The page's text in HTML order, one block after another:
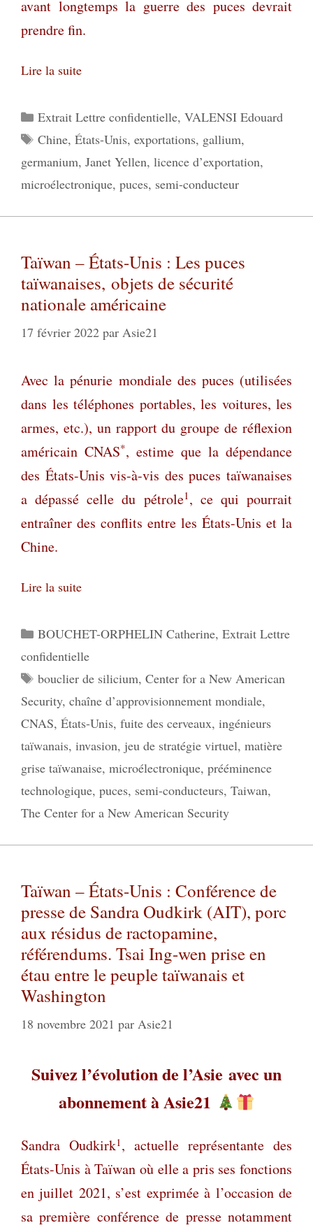
avant longtemps la guerre des puces devrait
prendre fin.
Lire la suite
Catégories
Extrait Lettre confidentielle, VALENSI Edouard
Étiquettes
Chine, États-Unis, exportations, gallium,
germanium, Janet Yellen, licence d’exportation,
microélectronique, puces, semi-conducteur
Taïwan – États-Unis : Les puces
taïwanaises, objets de sécurité
nationale américaine
17 février 2022 par Asie21
Avec la pénurie mondiale des puces (utilisées
dans les téléphones portables, les voitures, les
armes, etc.), un rapport du groupe de réflexion
américain CNAS*, estime que la dépendance
des États-Unis vis-à-vis des puces taïwanaises
a dépassé celle du pétrole1, ce qui pourrait
entraîner des conflits entre les États-Unis et la
Chine.
Lire la suite
Catégories
BOUCHET-ORPHELIN Catherine, Extrait Lettre
confidentielle
Étiquettes
bouclier de silicium, Center for a New American
Security, chaîne d’approvisionnement mondiale,
CNAS, États-Unis, fuite des cerveaux, ingénieurs
taïwanais, invasion, jeu de stratégie virtuel, matière
grise taïwanaise, microélectronique, prééminence
technologique, puces, semi-conducteurs, Taiwan,
The Center for a New American Security
Taïwan – États-Unis : Conférence de
presse de Sandra Oudkirk (AIT), porc
aux résidus de ractopamine,
référendums. Tsai Ing-wen prise en
étau entre le peuple taïwanais et
Washington
18 novembre 2021 par Asie21
Suivez l’évolution de l’Asie avec un
abonnement à Asie21
Sandra Oudkirk1 , actuelle représentante des
États-Unis à Taïwan où elle a pris ses fonctions
en juillet 2021, s’est exprimée à l’occasion de
sa première conférence de presse notamment